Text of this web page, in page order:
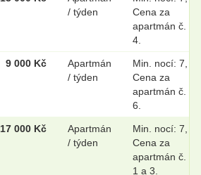
/ týden
Cena za
apartmán č.
4.
9 000 Kč
Apartmán
/ týden
Min. nocí: 7,
Cena za
apartmán č.
6.
17 000 Kč
Apartmán
/ týden
Min. nocí: 7,
Cena za
apartmán č.
1 a 3.